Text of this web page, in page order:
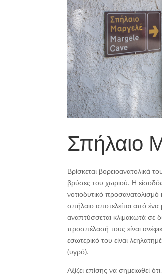
Σπήλαιο
Βρίσκεται βορειοανατολικά
βρύσες του χωριού. Η
νοτιοδυτικό
σπήλαιο αποτελείται από
αναπτύσσεται κλιμακωτά σε
προσπέλασή τους είναι
εσωτερικό του είναι
(υγρό).
Αξίζει επίσης να σημειωθεί